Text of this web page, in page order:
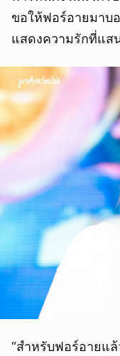
ขอให้ฟอร์อายมาบ
แสดงความรักที่แส
“สำหรับฟอร์อายแ